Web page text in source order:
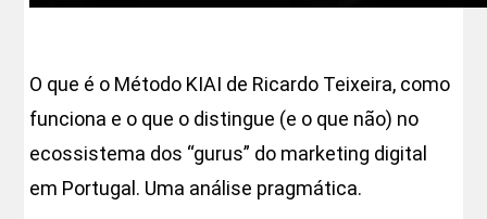
O que é o Método KIAI de Ricardo Teixeira, como
funciona e o que o distingue (e o que não) no
ecossistema dos “gurus” do marketing digital
em Portugal. Uma análise pragmática.